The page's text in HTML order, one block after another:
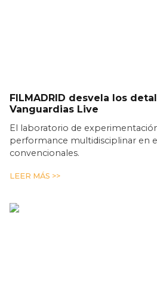
FILMADRID desvela los
Vanguardias Live
El laboratorio de
performance multidisciplinar en
convencionales.
LEER MÁS >>